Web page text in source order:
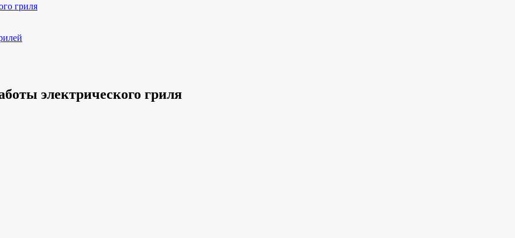
гриля
электрического гриля